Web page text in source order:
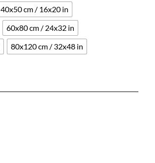
40x50 cm / 16x20 in
60x80 cm / 24x32 in
80x120 cm / 32x48 in